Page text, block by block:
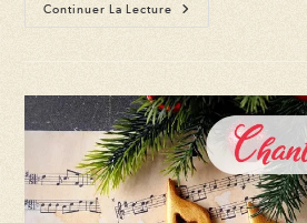
Continuer La Lecture
Chants
De